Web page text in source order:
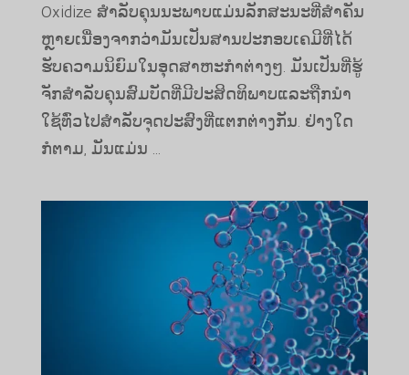
Oxidize ສໍາລັບຄຸນນະພາບແມ່ນລັກສະນະທີ່ສໍາຄັນ
ຫຼາຍເນື່ອງຈາກວ່າມັນເປັນສານປະກອບເຄມີທີ່ໄດ້
ຮັບຄວາມນິຍົມໃນອຸດສາຫະກໍາຕ່າງໆ. ມັນເປັນທີ່ຮູ້
ຈັກສໍາລັບຄຸນສົມບັດທີ່ມີປະສິດທິພາບແລະຖືກນໍາ
ໃຊ້ທົ່ວໄປສໍາລັບຈຸດປະສົງທີ່ແຕກຕ່າງກັນ. ຢ່າງໃດ
ກໍຕາມ, ມັນແມ່ນ ...